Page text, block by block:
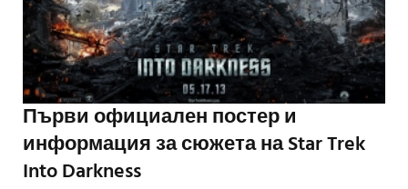
Първи официален постер и
информация за сюжета на Star Trek
Into Darkness